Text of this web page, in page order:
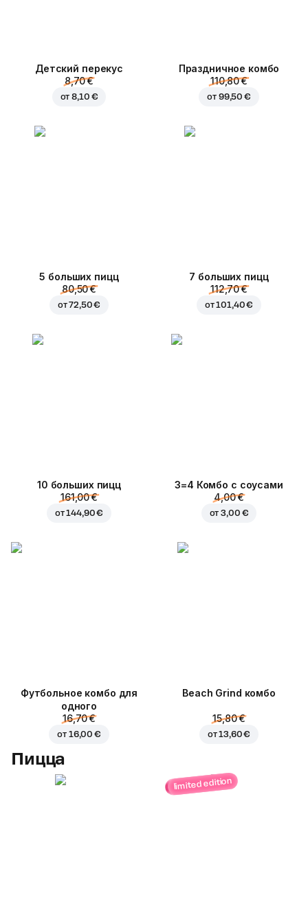
Детский перекус
8,70 €
от8,10 €
Праздничное комбо
110,80 €
от 99,50 €
5 больших пицц
80,50 €
от72,50 €
7 больших пицц
112,70 €
от101,40 €
10 больших пицц
161,00 €
от144,90 €
3=4 Комбо с соусами
4,00 €
от3,00 €
Футбольное комбо для
одного
16,70 €
от 16,00 €
Beach Grind комбо
15,80 €
от13,60 €
Пицца
limited edition